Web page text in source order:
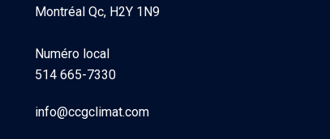
Montréal Qc, H2Y 1N9
Numéro local
514 665-7330
info@ccgclimat.com